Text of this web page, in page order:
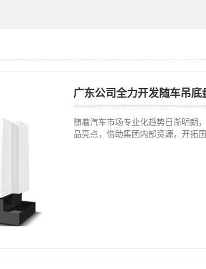
广东公司全力开发随车吊底
随着汽车市场专业化趋势日渐明朗
品亮点，借助集团内部资源，开拓